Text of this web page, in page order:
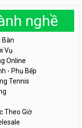
nghề
Bàn
Vụ
Online
- Phụ Bếp
Tennis
Theo Giờ